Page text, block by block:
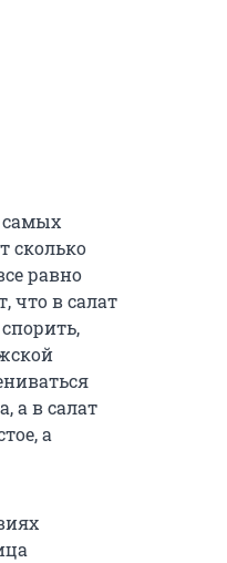
самых
сколько
равно
что в салат
а в салат
а